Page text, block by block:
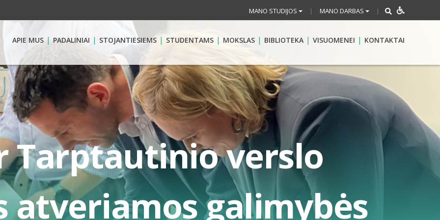
MANO STUDIJOS | MANO DARBAS |
APIE MUS PADALINIAI STOJANTIESIEMS STUDENTAMS MOKSLAS BIBLIOTEKA VISUOMENEI KONTAKTAI
Tarptautinio verslo
atveriamos galimybės